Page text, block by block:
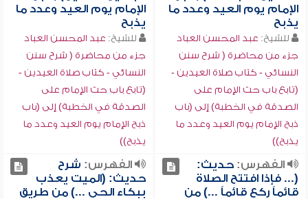
الإمام يوم العيد وعدد ما
يذبح
للشيخ: عبد المحسن العباد
جزء من محاضرة ( شرح سنن
النسائي - كتاب صلاة العيدين -
(تابع باب حث الإمام على
الصدقة في الخطبة) إلى (باب
ذبح الإمام يوم العيد وعدد ما
يذبح))
الإمام يوم العيد وعدد ما
يذبح
للشيخ: عبد المحسن العباد
جزء من محاضرة ( شرح سنن
النسائي - كتاب صلاة العيدين -
(تابع باب حث الإمام على
الصدقة في الخطبة) إلى (باب
ذبح الإمام يوم العيد وعدد ما
يذبح))
الفهرس:حديث:
(... فإذا افتتح الصلاة
قائماً ركع قائماً ...) من
الفهرس: شرح
حديث: (الميت يعذب
ببكاء الحي ...) من طريق